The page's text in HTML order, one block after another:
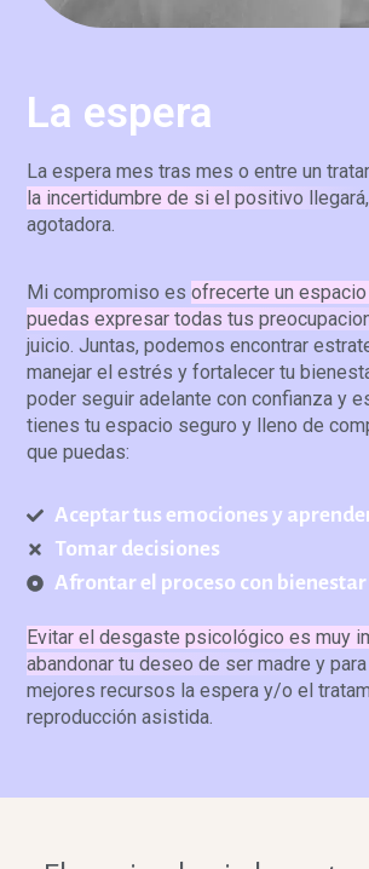
La espera
La espera mes tras mes o entre un
la incertidumbre de si el positivo llegará
agotadora.
Mi compromiso esofrecerte un
puedas expresar todas tus
juicio. Juntas, podemos encontrar
manejar el estrés y fortalecer tu
poder seguir adelante con confianza y
tienes tu espacio seguro y lleno de
que puedas:
Aceptar tus emociones y
Tomar decisiones
Afrontar el proceso con bienestar
Evitar el desgaste psicológico es muy
abandonar tu deseo de ser madre y
mejores recursos la espera y/o el
reproducción asistida.